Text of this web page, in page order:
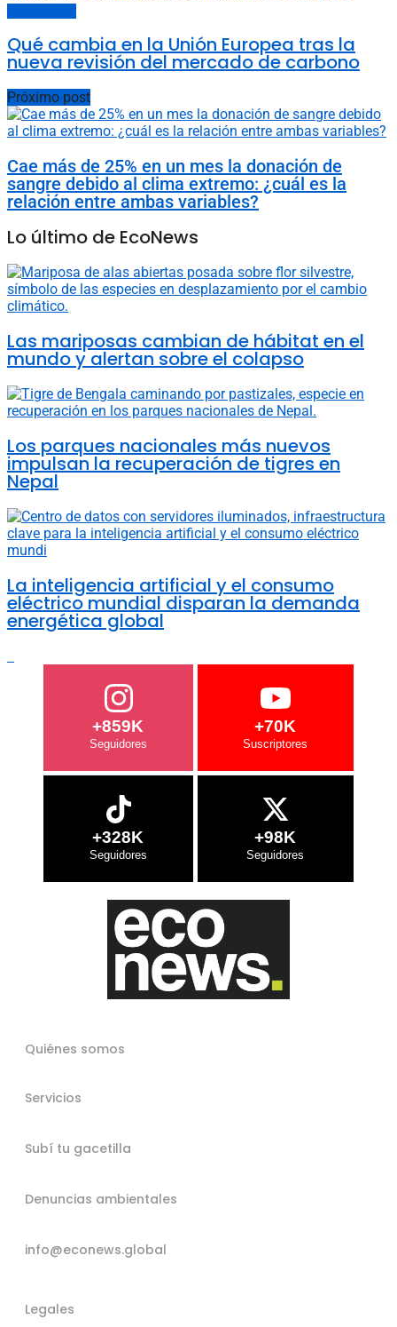
Qué cambia en la Unión Europea tras la
nueva revisión del mercado de carbono
Próximo post
Cae más de 25% en un mes la donación de
sangre debido al clima extremo: ¿cuál es la
relación entre ambas variables?
Lo último de EcoNews
Las mariposas cambian de hábitat en el
mundo y alertan sobre el colapso
Los parques nacionales más nuevos
impulsan la recuperación de tigres en
Nepal
La inteligencia artificial y el consumo
eléctrico mundial disparan la demanda
energética global
+859K +70K
+328K +98K
Quiénes somos
Servicios
Subí tu gacetilla
Denuncias ambientales
info@econews.global
Legales